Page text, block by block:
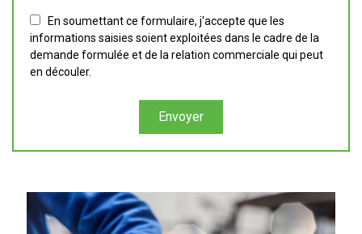
En soumettant ce formulaire, j'accepte que les
informations saisies soient exploitées dans le cadre de la
demande formulée et de la relation commerciale qui peut
en découler.